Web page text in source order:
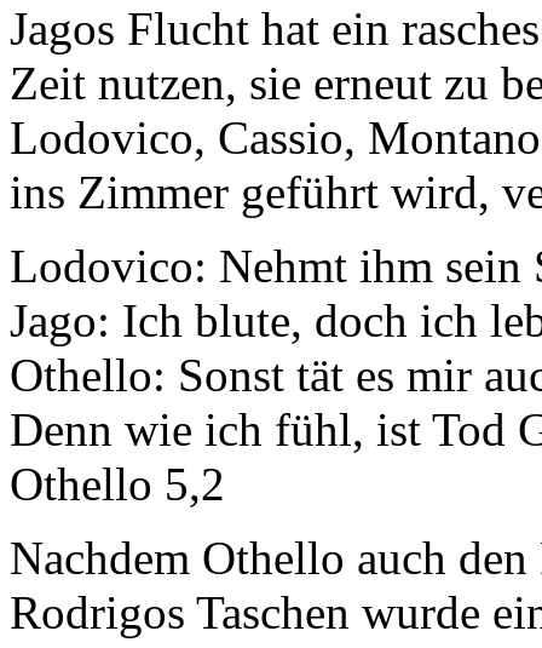
Jagos Flucht hat ein
Zeit nutzen, sie erneut zu
Lodovico, Cassio,
ins Zimmer geführt wird,
Lodovico: Nehmt ihm sein
Jago: Ich blute, doch ich
Othello: Sonst tät es mir
Denn wie ich fühl, ist
Othello 5,2
Nachdem Othello auch
Rodrigos Taschen wurde